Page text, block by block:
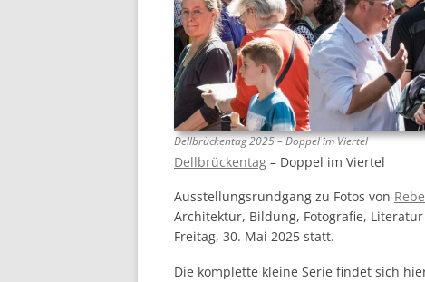
Dellbrückentag 2025 – Doppel im Viertel
Dellbrückentag – Doppel im Viertel
Ausstellungsrundgang zu Fotos von
Architektur, Bildung, Fotografie,
Freitag, 30. Mai 2025 statt.
Die komplette kleine Serie findet sich